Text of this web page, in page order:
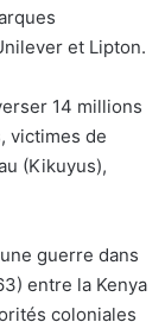
et Lipton.
14 millions
victimes de
(Kikuyus),
guerre dans
entre la Kenya
coloniales